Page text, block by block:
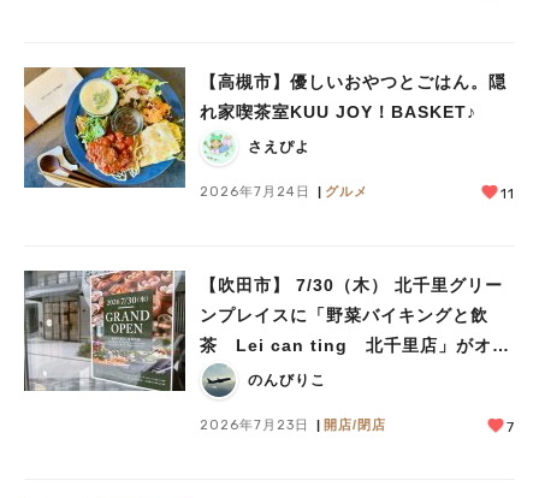
【高槻市】優しいおやつとごはん。隠
れ家喫茶室KUU JOY！BASKET♪
さえぴよ
2026年7月24日 グルメ 11
【吹田市】 7/30（木） 北千里グリー
ンプレイスに「野菜バイキングと飲
茶 Lei can ting 北千里店」がオー
プン予定！
のんびりこ
2026年7月23日 開店/閉店 7